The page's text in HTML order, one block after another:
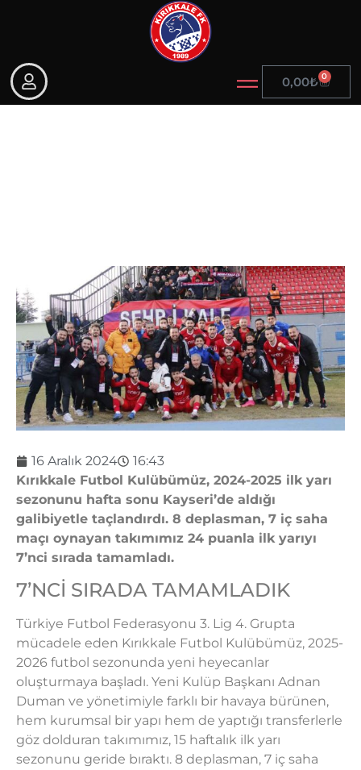
0,00₺ 0
16 Aralık 2024
16:43
Kırıkkale Futbol Kulübümüz, 2024-2025 ilk yarı
sezonunu hafta sonu Kayseri’de aldığı
galibiyetle taçlandırdı. 8 deplasman, 7 iç saha
maçı oynayan takımımız 24 puanla ilk yarıyı
7’nci sırada tamamladı.
7’NCİ SIRADA TAMAMLADIK
Türkiye Futbol Federasyonu 3. Lig 4. Grupta
mücadele eden Kırıkkale Futbol Kulübümüz, 2025-
2026 futbol sezonunda yeni heyecanlar
oluşturmaya başladı. Yeni Kulüp Başkanı Adnan
Duman ve yönetimiyle farklı bir havaya bürünen,
hem kurumsal bir yapı hem de yaptığı transferlerle
göz dolduran takımımız, 15 haftalık ilk yarı
sezonunu geride bıraktı. 8 deplasman, 7 iç saha